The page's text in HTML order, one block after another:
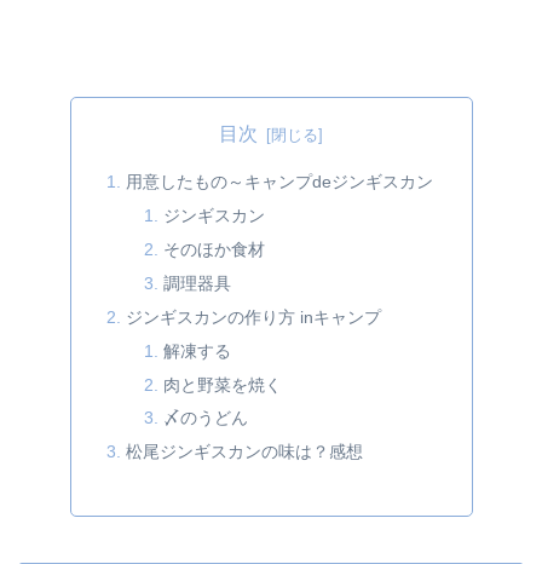
目次
用意したもの～キャンプdeジンギスカン
ジンギスカン
そのほか食材
調理器具
ジンギスカンの作り方 inキャンプ
解凍する
肉と野菜を焼く
〆のうどん
松尾ジンギスカンの味は？感想